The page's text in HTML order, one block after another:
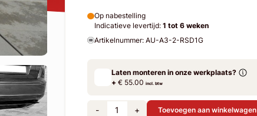
Op nabestelling
Indicatieve levertijd: 1 tot 6 weken
Artikelnummer: AU-A3-2-RSD1G
Laten monteren in onze werkplaats?
+€ 55.00 incl. btw
- + Toevoegen aan winkelwagen